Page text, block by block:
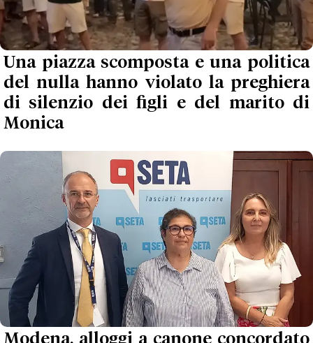
Una piazza scomposta e una politica
del nulla hanno violato la preghiera
di silenzio dei figli e del marito di
Monica